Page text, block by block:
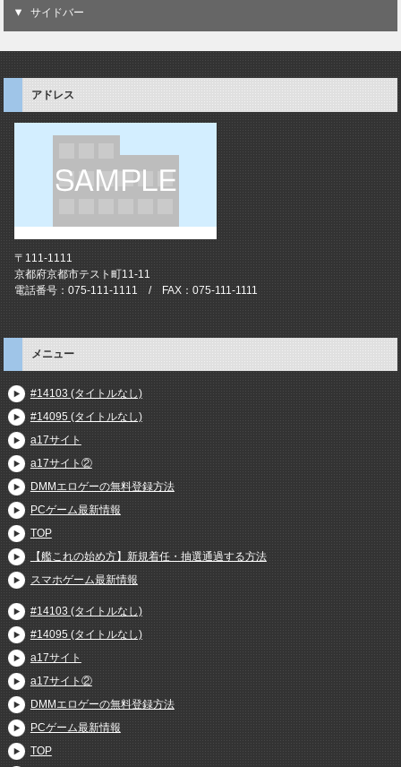
サイドバー
アドレス
〒111-1111
京都府京都市テスト町11-11
電話番号：075-111-1111 / FAX：075-111-1111
メニュー
#14103 (タイトルなし)
#14095 (タイトルなし)
a17サイト
a17サイト②
DMMエロゲーの無料登録方法
PCゲーム最新情報
TOP
【艦これの始め方】新規着任・抽選通過する方法
スマホゲーム最新情報
#14103 (タイトルなし)
#14095 (タイトルなし)
a17サイト
a17サイト②
DMMエロゲーの無料登録方法
PCゲーム最新情報
TOP